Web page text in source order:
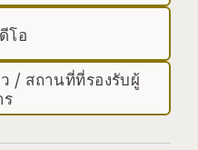
โอ
/ สถานที่ที่รองรับผู้